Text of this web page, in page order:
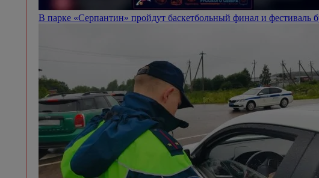
В парке «Серпантин» пройдут баскетбольный финал и фестиваль